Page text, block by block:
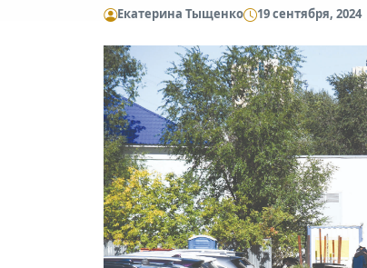
Екатерина Тыщенко 19 сентября, 2024